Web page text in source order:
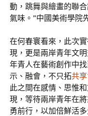
動，跳舞與繪畫的聯
氣味。”中國美術學院
在何春寰看來，此次
現，更是兩岸青年文
年青人在藝術創作中
示、融會，不只拓共
此之間在感情、思惟
現，等待兩岸青年在
勇前行，以加倍鮮活